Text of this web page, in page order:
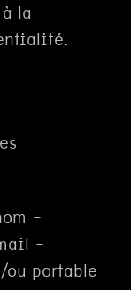
la
–
–
portable